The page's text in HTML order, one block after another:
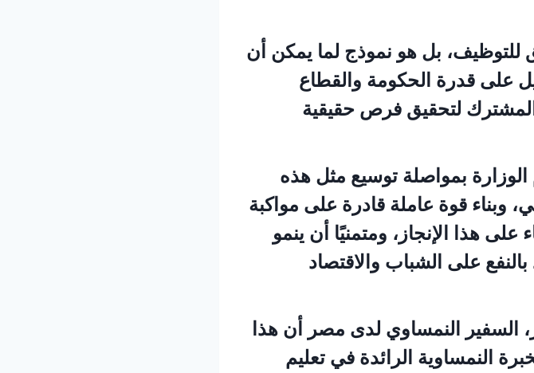
للتوظيف، بل هو نموذج لما يمكن أن
على قدرة الحكومة والقطاع
المشترك لتحقيق فرص حقيقية
الوزارة بمواصلة توسيع مثل هذه
وبناء قوة عاملة قادرة على مواكبة
هذا الإنجاز، ومتمنيًا أن ينمو
على الشباب والاقتصاد
السفير النمساوي لدى مصر أن هذا
النمساوية الرائدة في تعليم